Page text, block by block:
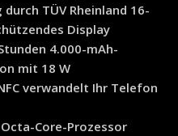
TÜV Rheinland 16-
Display
4.000-mAh-
mit 18 W
verwandelt Ihr Telefon
Core-Prozessor